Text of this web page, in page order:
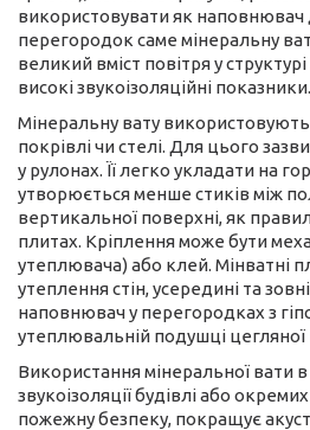
використовувати як наповнювач
перегородок саме мінеральну
великий вміст повітря у
високі звукоізоляційні показники.
Мінеральну вату
покрівлі чи стелі. Для цього
у рулонах. Її легко укладати на
утворюється менше стиків між
вертикальної поверхні, як
плитах. Кріплення може бути
утеплювача) або клей. Мінватні
утеплення стін, усередині та
наповнювач у перегородках з
утеплювальній подушці
Використання мінеральної вати
звукоізоляції будівлі або
пожежну безпеку, покращує